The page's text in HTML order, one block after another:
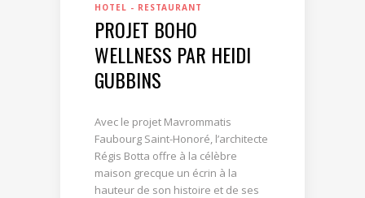
HOTEL - RESTAURANT
PROJET BOHO
WELLNESS PAR HEIDI
GUBBINS
Avec le projet Mavrommatis
Faubourg Saint-Honoré, l’architecte
Régis Botta offre à la célèbre
maison grecque un écrin à la
hauteur de son histoire et de ses